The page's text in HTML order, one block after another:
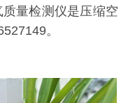
量检测仪是压缩空
。